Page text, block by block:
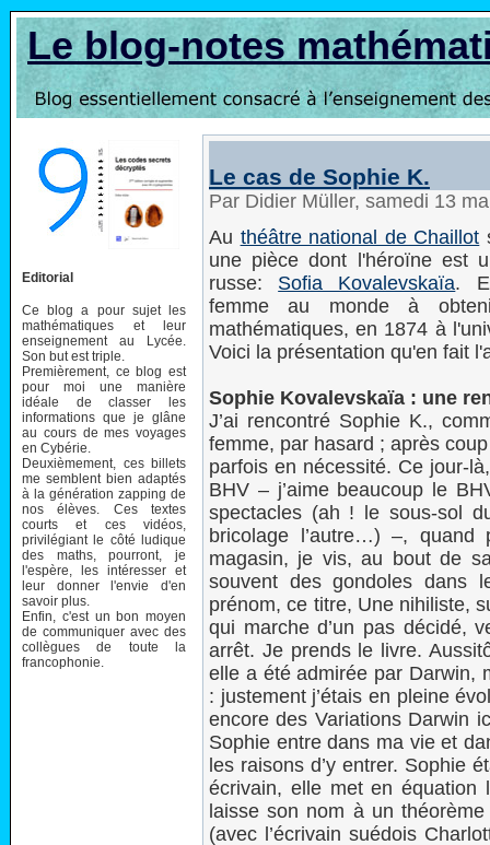
Le blog-notes
Editorial
Ce blog a pour sujet les
mathématiques et leur
enseignement au Lycée.
Son but est triple.
Premièrement, ce blog est
pour moi une manière
idéale de classer les
informations que je glâne
au cours de mes voyages
en Cybérie.
Deuxièmement, ces billets
me semblent bien adaptés
à la génération zapping de
nos élèves. Ces textes
courts et ces vidéos,
privilégiant le côté ludique
des maths, pourront, je
l'espère, les intéresser et
leur donner l'envie d'en
savoir plus.
Enfin, c'est un bon moyen
de communiquer avec des
collègues de toute la
francophonie.
Le cas de Sophie K.
Par Didier Müller, samedi 13
Au théâtre national de Chaillot
une pièce dont l'héroïne est
russe: Sofia Kovalevskaïa.
femme au monde à
mathématiques, en 1874 à
Voici la présentation qu'en fait
Sophie Kovalevskaïa : une
J’ai rencontré Sophie K.,
femme, par hasard ; après
parfois en nécessité. Ce jour-
BHV – j’aime beaucoup le
spectacles (ah ! le sous-sol
bricolage l’autre…) –,
magasin, je vis, au bout de
souvent des gondoles dans
prénom, ce titre, Une nihiliste,
qui marche d’un pas décidé,
arrêt. Je prends le livre.
elle a été admirée par Darwin,
: justement j’étais en pleine
encore des Variations Darwin
Sophie entre dans ma vie et
les raisons d’y entrer. Sophie
écrivain, elle met en
laisse son nom à un
(avec l’écrivain suédois